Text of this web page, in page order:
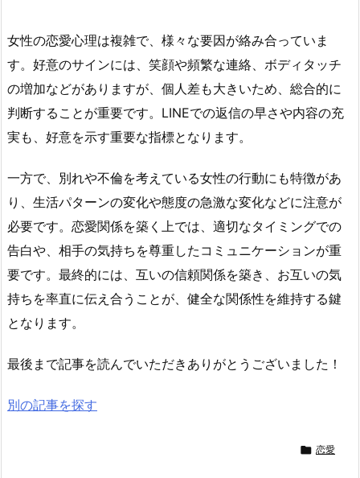
女性の恋愛心理は複雑で、様々な要因が絡み合っていま
す。好意のサインには、笑顔や頻繁な連絡、ボディタッチ
の増加などがありますが、個人差も大きいため、総合的に
判断することが重要です。LINEでの返信の早さや内容の充
実も、好意を示す重要な指標となります。
一方で、別れや不倫を考えている女性の行動にも特徴があ
り、生活パターンの変化や態度の急激な変化などに注意が
必要です。恋愛関係を築く上では、適切なタイミングでの
告白や、相手の気持ちを尊重したコミュニケーションが重
要です。最終的には、互いの信頼関係を築き、お互いの気
持ちを率直に伝え合うことが、健全な関係性を維持する鍵
となります。
最後まで記事を読んでいただきありがとうございました！
別の記事を探す
 恋愛